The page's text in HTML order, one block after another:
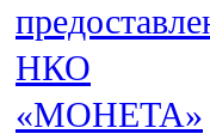
НКО
«МОНЕТА»